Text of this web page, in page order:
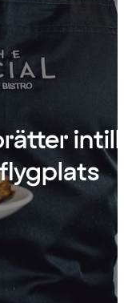
intill